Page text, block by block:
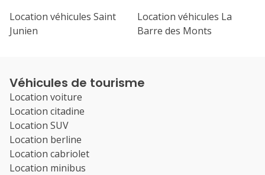
Location véhicules Saint
Junien
Location véhicules La
Barre des Monts
Véhicules de tourisme
Location voiture
Location citadine
Location SUV
Location berline
Location cabriolet
Location minibus